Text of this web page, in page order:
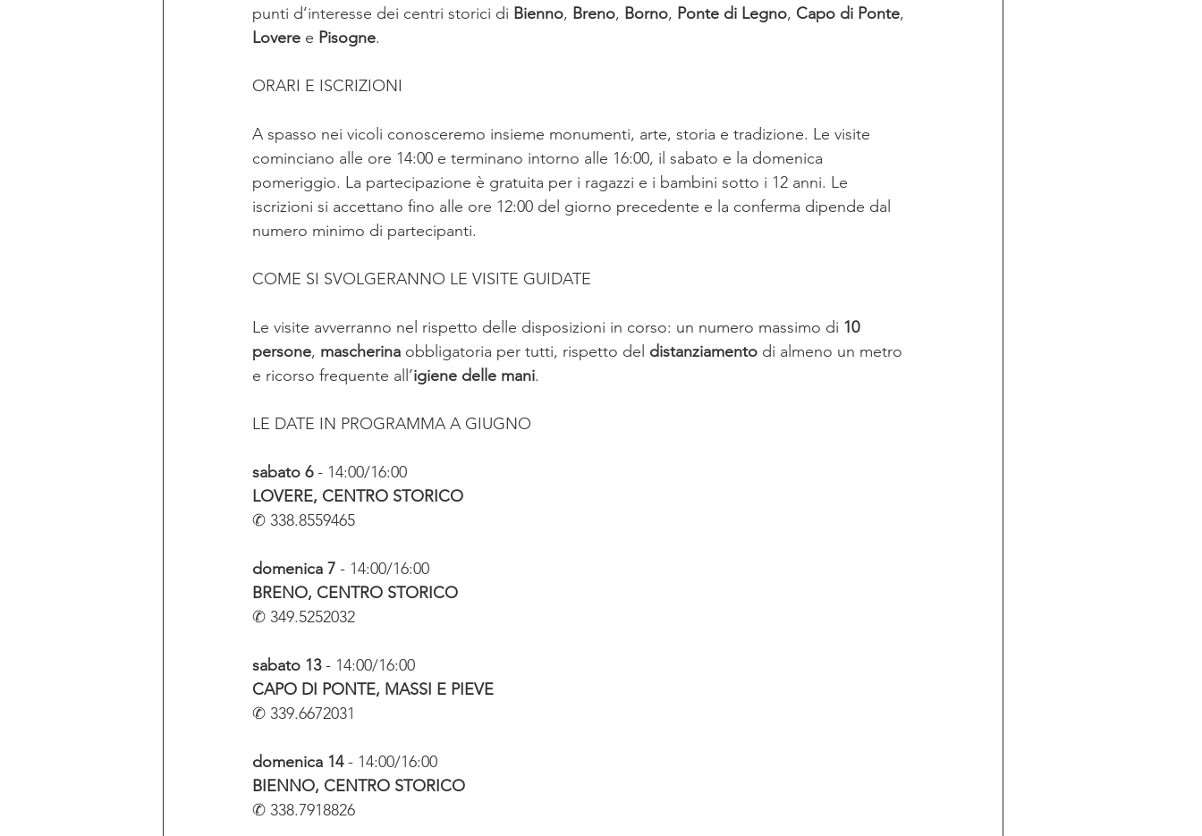
punti d’interesse dei centri storici di Bienno, Breno, Borno, Ponte di Legno, Capo di Ponte,
Lovere e Pisogne.
ORARI E ISCRIZIONI
A spasso nei vicoli conosceremo insieme monumenti, arte, storia e tradizione. Le visite
cominciano alle ore 14:00 e terminano intorno alle 16:00, il sabato e la domenica
pomeriggio. La partecipazione è gratuita per i ragazzi e i bambini sotto i 12 anni. Le
iscrizioni si accettano fino alle ore 12:00 del giorno precedente e la conferma dipende dal
numero minimo di partecipanti.
COME SI SVOLGERANNO LE VISITE GUIDATE
Le visite avverranno nel rispetto delle disposizioni in corso: un numero massimo di 10
persone, mascherina obbligatoria per tutti, rispetto del distanziamento di almeno un metro
e ricorso frequente all’igiene delle mani.
LE DATE IN PROGRAMMA A GIUGNO
sabato 6 - 14:00/16:00
LOVERE, CENTRO STORICO
✆ 338.8559465
domenica 7 - 14:00/16:00
BRENO, CENTRO STORICO
✆ 349.5252032
sabato 13 - 14:00/16:00
CAPO DI PONTE, MASSI E PIEVE
✆ 339.6672031
domenica 14 - 14:00/16:00
BIENNO, CENTRO STORICO
✆ 338.7918826